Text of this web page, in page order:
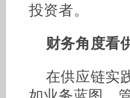
投资者。
财务角度看
在供应链实